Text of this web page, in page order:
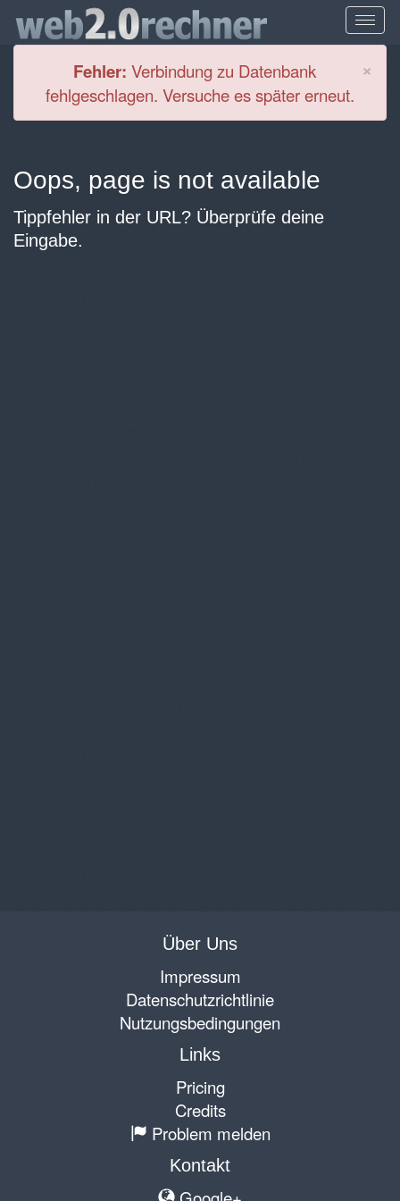
×
Fehler: Verbindung zu Datenbank
fehlgeschlagen. Versuche es später erneut.
Oops, page is not available
Tippfehler in der URL? Überprüfe deine
Eingabe.
Über Uns
Impressum
Datenschutzrichtlinie
Nutzungsbedingungen
Links
Pricing
Credits
Problem melden
Kontakt